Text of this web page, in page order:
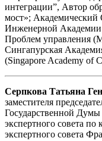
интеграции”, Автор
мост»;
Инженерной
Проблем управления
Сингапурская
(Singapore Academy of
Серпкова Татьяна
заместителя
Государственной
экспертного совета
экспертного совета